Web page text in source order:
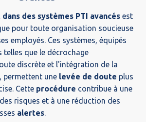
des systèmes PTI avancés est
pour toute organisation soucieuse
employés. Ces systèmes, équipés
que le décrochage
discrète et l'intégration de la
, permettent une levée de doute plus
Cette procédure contribue à une
risques et à une réduction des
alertes